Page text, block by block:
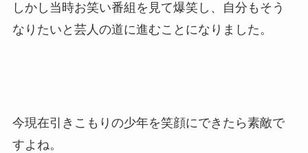
しかし当時お笑い番組を見て爆笑し、自分もそう
なりたいと芸人の道に進むことになりました。
今現在引きこもりの少年を笑顔にできたら素敵で
すよね。